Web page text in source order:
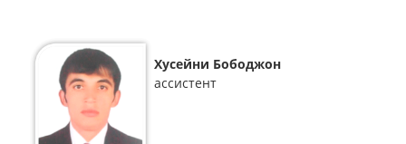
Хусейни Бободжон
ассистент